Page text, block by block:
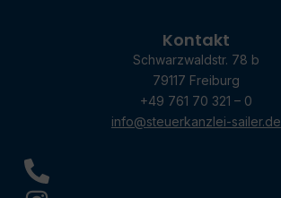
Kontakt
Schwarzwaldstr. 78 b
79117 Freiburg
+49 761 70 321 – 0
info@steuerkanzlei-sailer.de